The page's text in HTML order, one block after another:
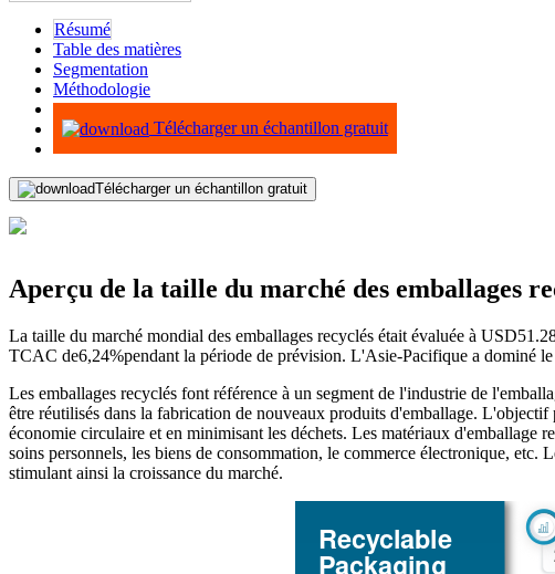
Résumé
Table des matières
Segmentation
Méthodologie
Infographie
Télécharger un échantillon gratuit
Télécharger un échantillon gratuit
Aperçu de la taille du marché des emballages
La taille du marché mondial des emballages recyclés était évaluée à USD
TCAC de6,24%pendant la période de prévision. L'Asie-Pacifique a dominé
Les emballages recyclés font référence à un segment de l'industrie de
être réutilisés dans la fabrication de nouveaux produits d'emballage.
économie circulaire et en minimisant les déchets. Les matériaux d'emballage
soins personnels, les biens de consommation, le commerce électronique, etc.
stimulant ainsi la croissance du marché.